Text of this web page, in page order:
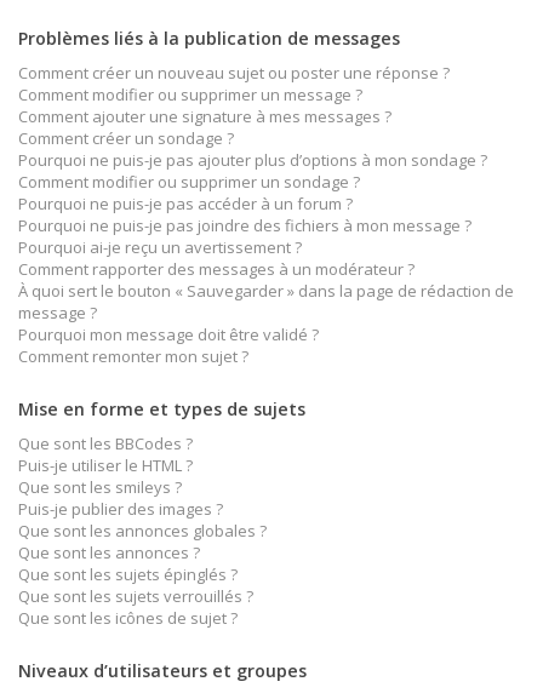
Problèmes liés à la publication de messages
Comment créer un nouveau sujet ou poster une réponse ?
Comment modifier ou supprimer un message ?
Comment ajouter une signature à mes messages ?
Comment créer un sondage ?
Pourquoi ne puis-je pas ajouter plus d’options à mon sondage ?
Comment modifier ou supprimer un sondage ?
Pourquoi ne puis-je pas accéder à un forum ?
Pourquoi ne puis-je pas joindre des fichiers à mon message ?
Pourquoi ai-je reçu un avertissement ?
Comment rapporter des messages à un modérateur ?
À quoi sert le bouton « Sauvegarder » dans la page de rédaction de
message ?
Pourquoi mon message doit être validé ?
Comment remonter mon sujet ?
Mise en forme et types de sujets
Que sont les BBCodes ?
Puis-je utiliser le HTML ?
Que sont les smileys ?
Puis-je publier des images ?
Que sont les annonces globales ?
Que sont les annonces ?
Que sont les sujets épinglés ?
Que sont les sujets verrouillés ?
Que sont les icônes de sujet ?
Niveaux d’utilisateurs et groupes